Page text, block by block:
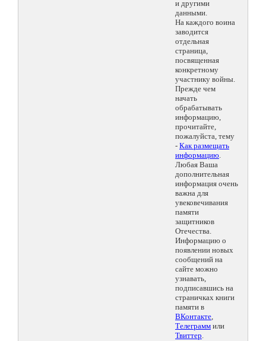
и другими
данными.
На каждого воина
заводится
отдельная
страница,
посвященная
конкретному
участнику войны.
Прежде чем
начать
обрабатывать
информацию,
прочитайте,
пожалуйста, тему
- Как размещать
информацию.
Любая Ваша
дополнительная
информация очень
важна для
увековечивания
памяти
защитников
Отечества.
Информацию о
появлении новых
сообщений на
сайте можно
узнавать,
подписавшись на
страничках книги
памяти в
ВКонтакте,
Телеграмм или
Твиттер.